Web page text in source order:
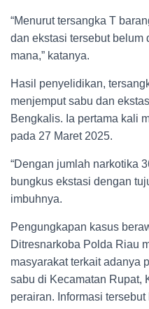
“Menurut tersangka T
dan ekstasi tersebut belum
mana,” katanya.
Hasil penyelidikan,
menjemput sabu dan
Bengkalis. Ia pertama kali
pada 27 Maret 2025.
“Dengan jumlah narkotika
bungkus ekstasi dengan
imbuhnya.
Pengungkapan kasus
Ditresnarkoba Polda Riau
masyarakat terkait adanya
sabu di Kecamatan Rupat,
perairan. Informasi